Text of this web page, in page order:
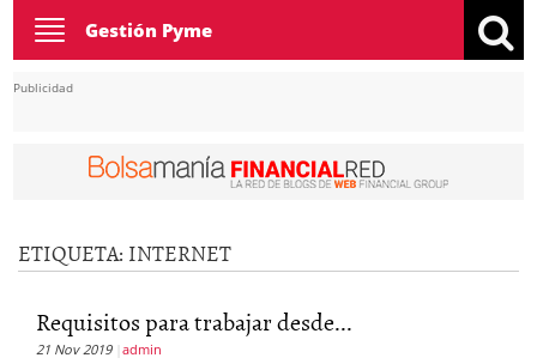
Toggle
navigation
Gestión Pyme
Publicidad
ETIQUETA: INTERNET
Requisitos para trabajar desde...
21 Nov 2019 admin